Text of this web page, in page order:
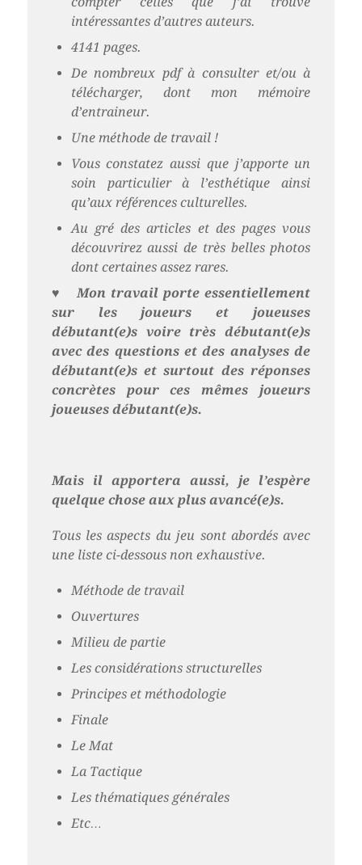
intéressantes d’autres auteurs.
4141 pages.
De nombreux pdf à consulter et/ou à
télécharger, dont mon mémoire
d’entraineur.
Une méthode de travail !
Vous constatez aussi que j’apporte un
soin particulier à l’esthétique ainsi
qu’aux références culturelles.
Au gré des articles et des pages vous
découvrirez aussi de très belles photos
dont certaines assez rares.
♥Mon travail porte essentiellement
sur les joueurs et joueuses
débutant(e)s voire très débutant(e)s
avec des questions et des analyses de
débutant(e)s et surtout des réponses
concrètes pour ces mêmes joueurs
joueuses débutant(e)s.
Mais il apportera aussi, je l’espère
quelque chose aux plus avancé(e)s.
Tous les aspects du jeu sont abordés avec
une liste ci-dessous non exhaustive.
Méthode de travail
Ouvertures
Milieu de partie
Les considérations structurelles
Principes et méthodologie
Finale
Le Mat
La Tactique
Les thématiques générales
Etc…